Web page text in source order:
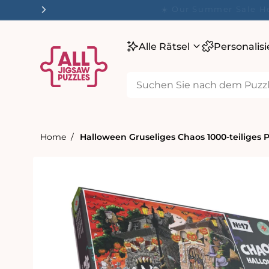
Alle Rätsel
Home Halloween Gruseliges Chaos 1000-teiliges